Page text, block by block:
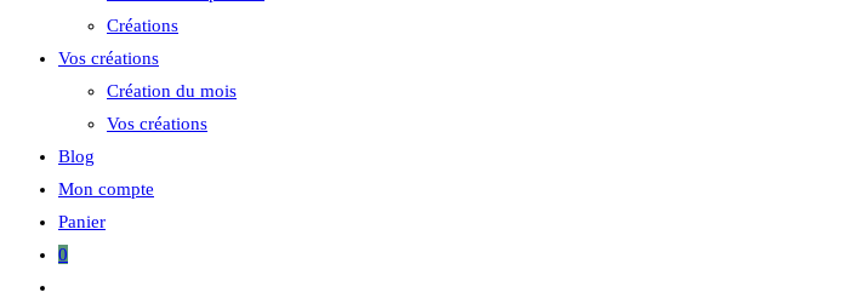
Créations
Vos créations
Création du mois
Vos créations
Blog
Mon compte
Panier
0